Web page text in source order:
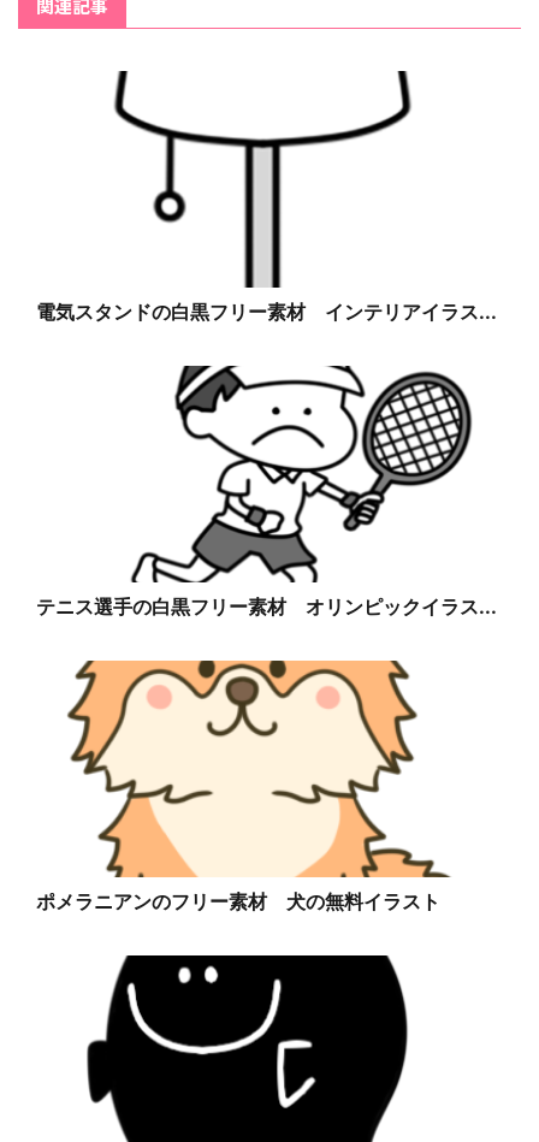
関連記事
電気スタンドの白黒フリー素材 インテリアイラス...
テニス選手の白黒フリー素材 オリンピックイラス...
ポメラニアンのフリー素材 犬の無料イラスト